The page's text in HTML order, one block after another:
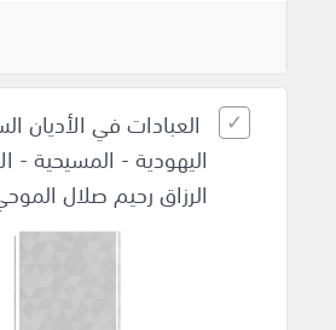
العبادات في الأديان
اليهودية - المسيحية -
الرزاق رحيم صلال